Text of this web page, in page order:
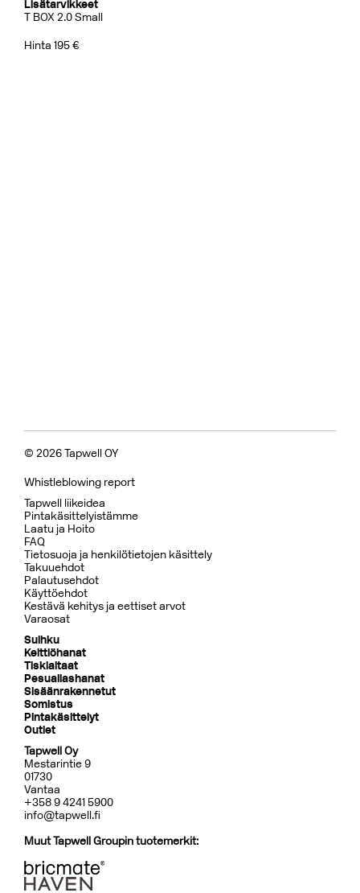
Lisätarvikkeet
T BOX 2.0 Small
Hinta 195 €
© 2026 Tapwell OY
Whistleblowing report
Tapwell liikeidea
Pintakäsittelyistämme
Laatu ja Hoito
FAQ
Tietosuoja ja henkilötietojen käsittely
Takuuehdot
Palautusehdot
Käyttöehdot
Kestävä kehitys ja eettiset arvot
Varaosat
Suihku
Keittiöhanat
Tiskialtaat
Pesuallashanat
Sisäänrakennetut
Somistus
Pintakäsittelyt
Outlet
Tapwell Oy
Mestarintie 9
01730
Vantaa
+358 9 4241 5900
info@tapwell.fi
Muut Tapwell Groupin tuotemerkit: